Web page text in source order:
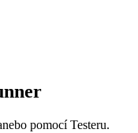
pomocí Testeru.